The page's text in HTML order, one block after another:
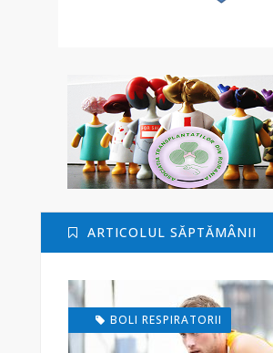
ARTICOLUL SĂPTĂMÂNII
BOLI RESPIRATORII